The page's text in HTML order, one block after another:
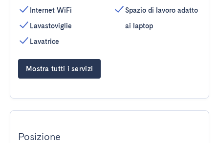
Internet WiFi
Lavastoviglie
Lavatrice
Spazio di lavoro adatto
ai laptop
Mostra tutti i servizi
Posizione